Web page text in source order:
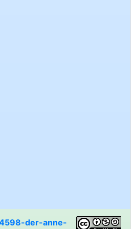
der-anne-